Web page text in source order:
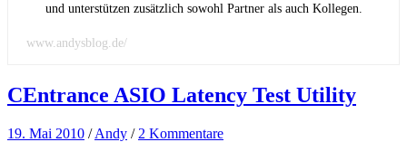
und unterstützen zusätzlich sowohl Partner als auch Kollegen.
www.andysblog.de/
CEntrance ASIO Latency Test Utility
19. Mai 2010 /Andy / 2 Kommentare